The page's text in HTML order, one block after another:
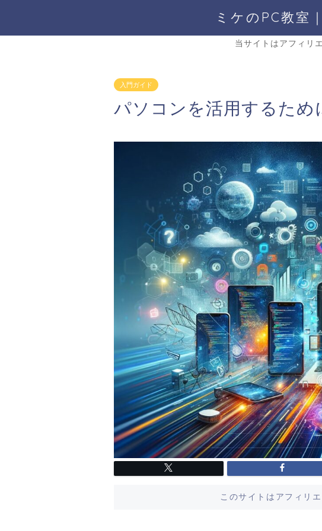
ミケのPC教室
当サイトはアフィリ
入門ガイド
パソコンを活用するため
このサイトはアフィリ